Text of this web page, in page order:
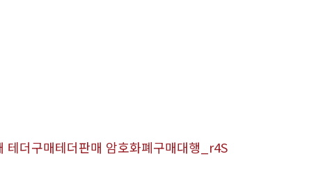
더구매테더판매 암호화폐구매대행_r4S